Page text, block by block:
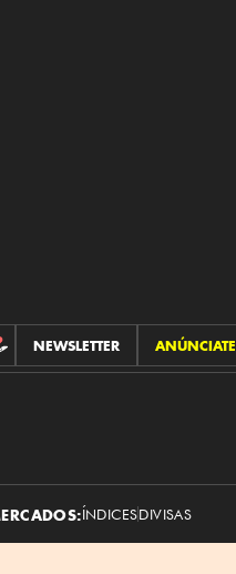
NEWSLETTER ANÚNCIATE
ÍNDICESDIVISAS